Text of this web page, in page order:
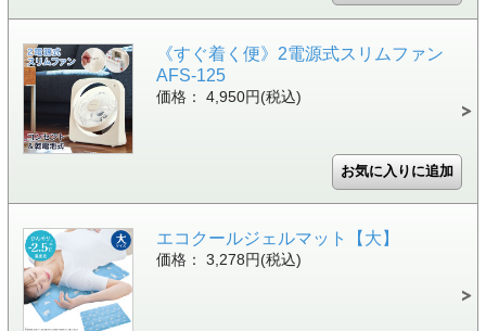
《すぐ着く便》2電源式スリムファン
AFS-125
価格： 4,950円(税込)
エコクールジェルマット【大】
価格： 3,278円(税込)